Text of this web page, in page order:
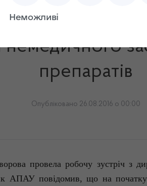
препаратів
Опубліковано 26.08.2016 о 00:00
провела робочу зустріч з
повідомив, що на початку